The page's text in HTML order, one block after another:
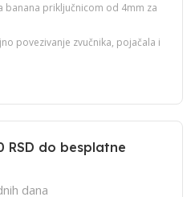
banana priključnicom od 4mm za
povezivanje zvučnika, pojačala i
RSD do besplatne
dana